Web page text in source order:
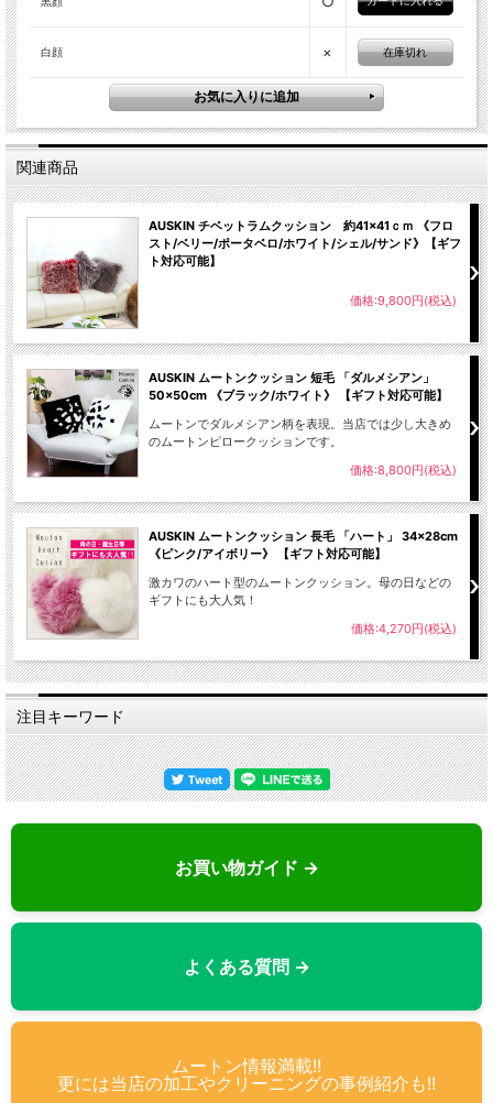
黒の部分がワンポイントにもなり活発そうな「黒顔」と、白で統
大人と子供？
胴の長さが違う2種類のバリエーション
用途によってお選び頂けます。
※現在のページは「JOHN Jr.」です。「JOHN」のページは
白顔 × 在庫切れ
関連商品
AUSKIN チベットラムクッション 約41×41ｃｍ 《フロ
スト/ベリー/ポータベロ/ホワイト/シェル/サンド》【ギフ
ト対応可能】
価格:9,800円(税込)
AUSKIN ムートンクッション 短毛 「ダルメシアン」
50×50cm 《ブラック/ホワイト》 【ギフト対応可能】
ムートンでダルメシアン柄を表現。当店では少し大きめ
のムートンピロークッションです。
価格:8,800円(税込)
AUSKIN ムートンクッション 長毛 「ハート」 34×28cm
《ピンク/アイボリー》 【ギフト対応可能】
激カワのハート型のムートンクッション。母の日などの
ギフトにも大人気！
価格:4,270円(税込)
注目キーワード
お買い物ガイド →
よくある質問 →
ムートン情報満載!!
更には当店の加工やクリーニングの事例紹介も!!